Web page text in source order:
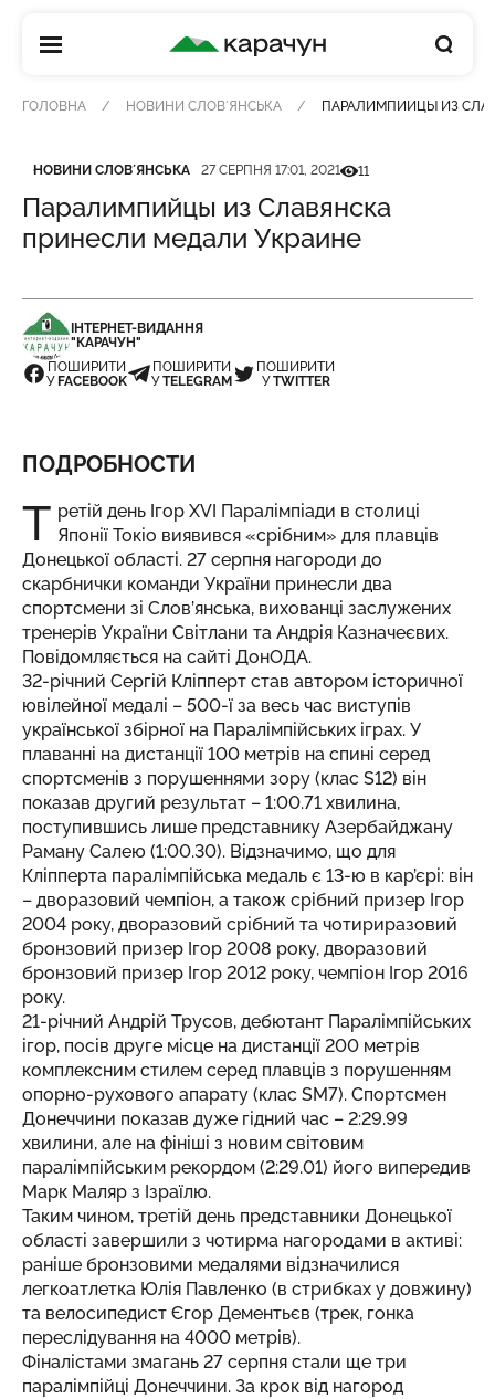
КАРАЧУН
ГОЛОВНА НОВИНИ СЛОВʼЯНСЬКА ПАРАЛИМПИЙЦЫ ИЗ
Категорія
НОВИНИ СЛОВʼЯНСЬКА
Дата публікації 27 СЕРПНЯ 17:01, 2021Кількість переглядів
11
Паралимпийцы из Славянска
принесли медали Украине
ІНТЕРНЕТ-ВИДАННЯ
"КАРАЧУН"
ПОШИРИТИ
У FACEBOOK
ПОШИРИТИ
УTELEGRAM
ПОШИРИТИ
УTWITTER
ПОДРОБНОСТИ
Т ретій день Ігор XVI Паралімпіади в столиці
Японії Токіо виявився «срібним» для плавців
Донецької області. 27 серпня нагороди до
скарбнички команди України принесли два
спортсмени зі Слов’янська, вихованці заслужених
тренерів України Світлани та Андрія Казначеєвих.
Повідомляється на сайті ДонОДА.
32-річний Сергій Кліпперт став автором історичної
ювілейної медалі – 500-ї за весь час виступів
української збірної на Паралімпійських іграх. У
плаванні на дистанції 100 метрів на спині серед
спортсменів з порушеннями зору (клас S12) він
показав другий результат – 1:00.71 хвилина,
поступившись лише представнику Азербайджану
Раману Салею (1:00.30). Відзначимо, що для
Кліпперта паралімпійська медаль є 13-ю в кар’єрі: він
– дворазовий чемпіон, а також срібний призер Ігор
2004 року, дворазовий срібний та чотириразовий
бронзовий призер Ігор 2008 року, дворазовий
бронзовий призер Ігор 2012 року, чемпіон Ігор 2016
року.
21-річний Андрій Трусов, дебютант Паралімпійських
ігор, посів друге місце на дистанції 200 метрів
комплексним стилем серед плавців з порушенням
опорно-рухового апарату (клас SМ7). Спортсмен
Донеччини показав дуже гідний час – 2:29.99
хвилини, але на фініші з новим світовим
паралімпійським рекордом (2:29.01) його випередив
Марк Маляр з Ізраїлю.
Таким чином, третій день представники Донецької
області завершили з чотирма нагородами в активі:
раніше бронзовими медалями відзначилися
легкоатлетка Юлія Павленко (в стрибках у довжину)
та велосипедист Єгор Дементьєв (трек, гонка
переслідування на 4000 метрів).
Фіналістами змагань 27 серпня стали ще три
паралімпійці Донеччини. За крок від нагород